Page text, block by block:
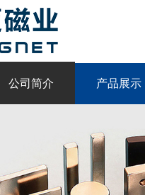
公司简介 产品展示